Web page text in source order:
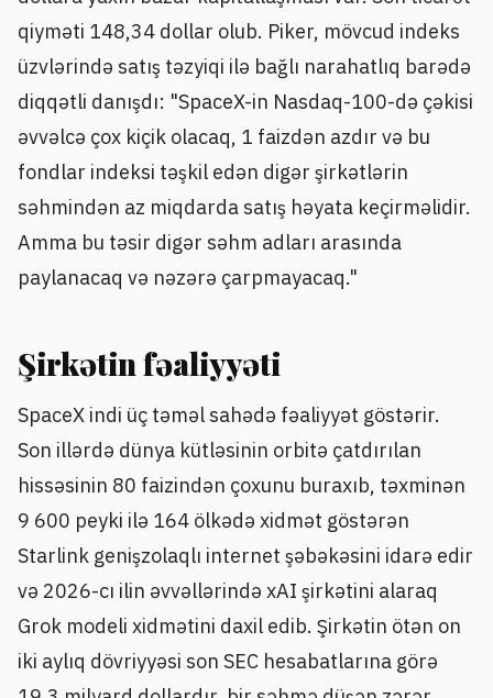
qiyməti 148,34 dollar olub. Piker, mövcud indeks
üzvlərində satış təzyiqi ilə bağlı narahatlıq barədə
diqqətli danışdı: "SpaceX-in Nasdaq-100-də çəkisi
əvvəlcə çox kiçik olacaq, 1 faizdən azdır və bu
fondlar indeksi təşkil edən digər şirkətlərin
səhmindən az miqdarda satış həyata keçirməlidir.
Amma bu təsir digər səhm adları arasında
paylanacaq və nəzərə çarpmayacaq."
Şirkətin fəaliyyəti
SpaceX indi üç təməl sahədə fəaliyyət göstərir.
Son illərdə dünya kütləsinin orbitə çatdırılan
hissəsinin 80 faizindən çoxunu buraxıb, təxminən
9 600 peyki ilə 164 ölkədə xidmət göstərən
Starlink genişzolaqlı internet şəbəkəsini idarə edir
və 2026-cı ilin əvvəllərində xAI şirkətini alaraq
Grok modeli xidmətini daxil edib. Şirkətin ötən on
iki aylıq dövriyyəsi son SEC hesabatlarına görə